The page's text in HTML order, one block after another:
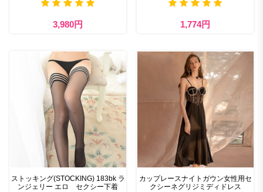
3,980円 1,774円
ストッキング(STOCKING) 183bk ラ
ンジェリー エロ セクシー下着
カップレースナイトガウン女性用セ
クシーネグリジミディドレス